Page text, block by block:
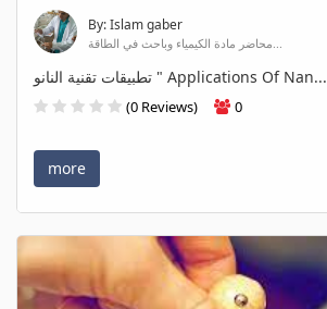
By: Islam gaber
محاضر مادة الكيمياء وباحث في الطاقة...
تطبيقات تقنية النانو " Applications Of Nan...
(0 Reviews) 0
more